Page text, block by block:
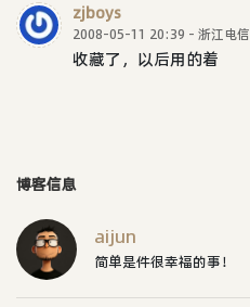
zjboys
2008-05-11 20:39 - 浙江电信
收藏了，以后用的着
博客信息
aijun
简单是件很幸福的事！